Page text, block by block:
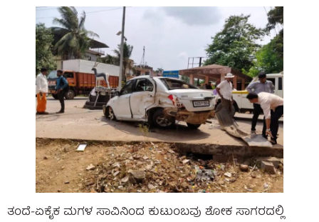
ತಂದೆ-ಏಕೈಕ ಮಗಳ ಸಾವಿನಿಂದ ಕುಟುಂಬವು ಶೋಕ ಸಾಗರದಲ್ಲಿ